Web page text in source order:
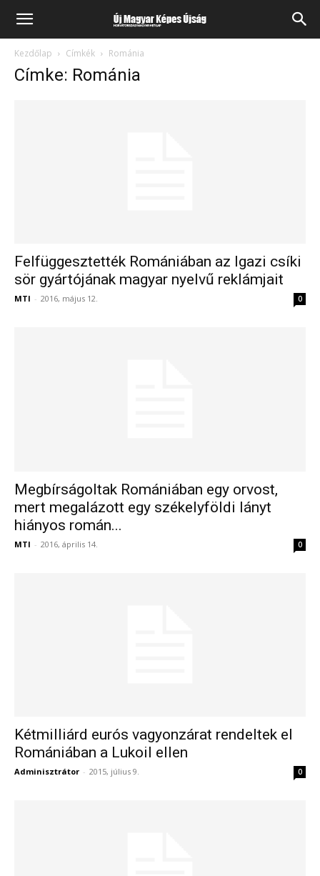
Kezdőlap Címkék Románia
Címke: Románia
Felfüggesztették Romániában az Igazi csíki
sör gyártójának magyar nyelvű reklámjait
MTI - 2016, május 12. 0
Megbírságoltak Romániában egy orvost,
mert megalázott egy székelyföldi lányt
hiányos román...
MTI - 2016, április 14. 0
Kétmilliárd eurós vagyonzárat rendeltek el
Romániában a Lukoil ellen
Adminisztrátor - 2015, július 9. 0